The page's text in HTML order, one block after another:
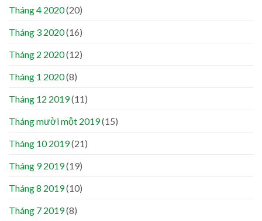
Tháng 4 2020(20)
Tháng 3 2020(16)
Tháng 2 2020(12)
Tháng 1 2020(8)
Tháng 12 2019(11)
Tháng mười một 2019(15)
Tháng 10 2019(21)
Tháng 9 2019(19)
Tháng 8 2019(10)
Tháng 7 2019(8)